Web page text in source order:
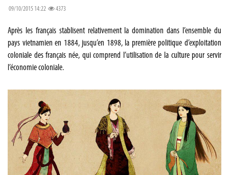
09/10/2015 14:22 4373
Après les français stablisent relativement la domination dans l’ensemble du
pays vietnamien en 1884, jusqu’en 1898, la première politique d’exploitation
coloniale des français née, qui comprend l’utilisation de la culture pour servir
l’économie coloniale.